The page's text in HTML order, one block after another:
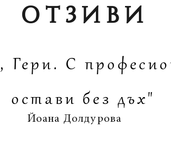
ОТЗИВИ
Гери. С
остави без дъх"
Йоана Долдурова